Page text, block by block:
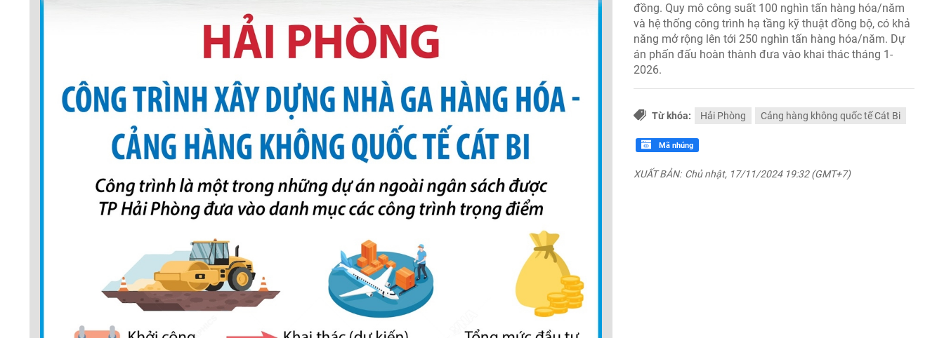
đồng. Quy mô công suất 100 nghìn tấn hàng hóa/năm
và hệ thống công trình hạ tầng kỹ thuật đồng bộ, có khả
năng mở rộng lên tới 250 nghìn tấn hàng hóa/năm. Dự
án phấn đấu hoàn thành đưa vào khai thác tháng 1-
2026.
Từ khóa: Hải Phòng Cảng hàng không quốc tế Cát Bi
Mã nhúng
XUẤT BẢN: Chủ nhật, 17/11/2024 19:32 (GMT+7)